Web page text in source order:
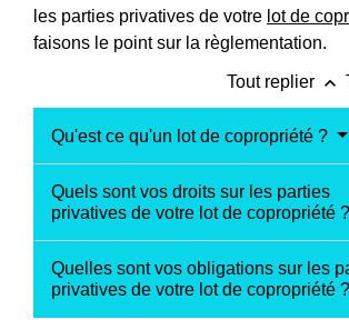
les parties privatives de votre lot de
faisons le point sur la règlementation.
Tout replier keyboard_arrow_up
Qu'est ce qu'un lot de copropriété ?
Quels sont vos droits sur les parties
privatives de votre lot de copropriété ?
Quelles sont vos obligations sur les
privatives de votre lot de copropriété ?